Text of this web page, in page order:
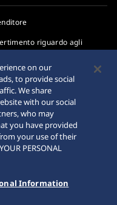
riguardo agli
on our
to provide social
We share
with our social
who may
you have provided
your use of their
PERSONAL
Information